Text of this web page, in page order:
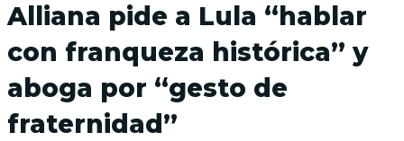
Alliana pide a Lula “hablar
con franqueza histórica” y
aboga por “gesto de
fraternidad”